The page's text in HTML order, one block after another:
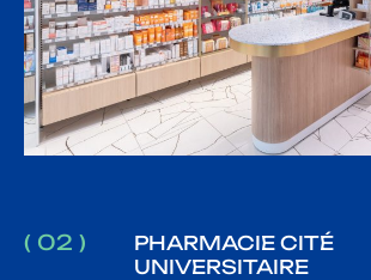
( 02 )
PHARMACIE CITÉ
UNIVERSITAIRE